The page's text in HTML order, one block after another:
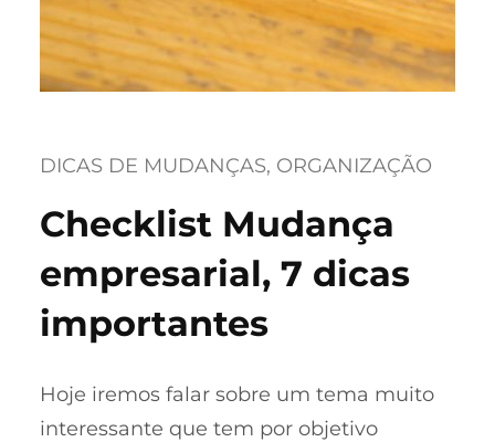
DICAS DE MUDANÇAS, ORGANIZAÇÃO
Checklist Mudança
empresarial, 7 dicas
importantes
Hoje iremos falar sobre um tema muito
interessante que tem por objetivo